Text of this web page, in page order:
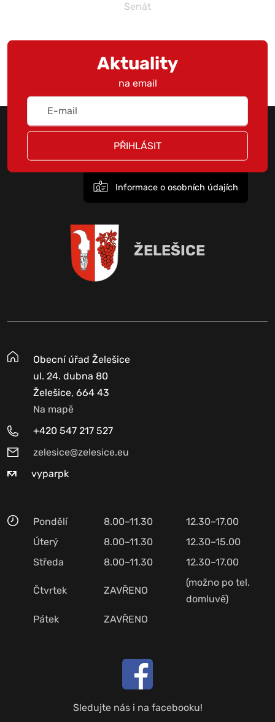
Senát
Aktuality
na email
PŘIHLÁSIT
Informace o osobních údajích
ŽELEŠICE
Obecní úřad Želešice
ul. 24. dubna 80
Želešice, 664 43
Na mapě
+420 547 217 527
zelesice@zelesice.eu
vyparpk
Pondělí 8.00–11.30
12.30–17.00
Úterý
8.00–11.30
12.30–15.00
Středa
8.00–11.30 12.30–17.00
Čtvrtek ZAVŘENO
(možno po tel.
domluvě)
Pátek
ZAVŘENO
Sledujte nás i na facebooku!